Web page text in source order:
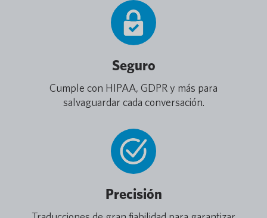
Seguro
Cumple con HIPAA, GDPR y más para
salvaguardar cada conversación.
Precisión